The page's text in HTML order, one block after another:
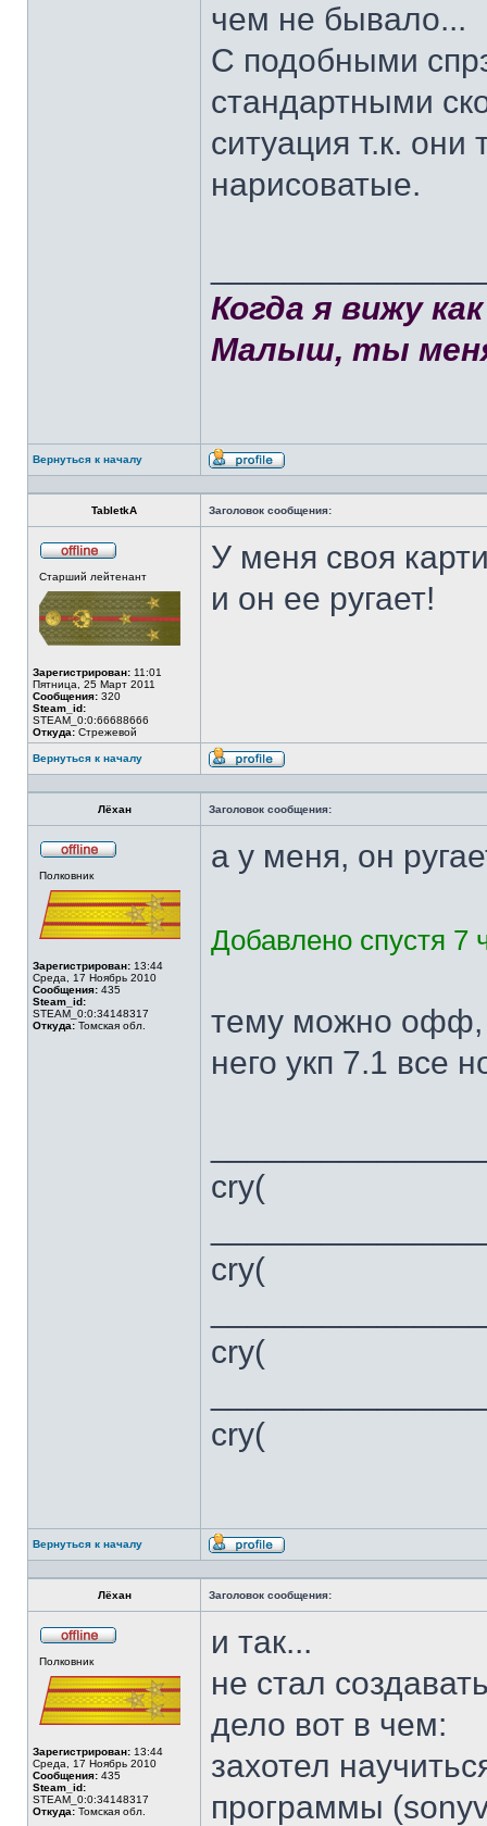
чем не бывало...
С подобными
стандартными
ситуация т.к.
нарисоватые.
Когда я вижу
Малыш, ты
Вернуться к началу
Профиль
TabletkA Заголовок сообщения:
в
сети
Старший лейтенант
Зарегистрирован: 11:01
Пятница, 25 Март 2011
Сообщения: 320
Steam_id:
STEAM_0:0:66688666
Откуда: Стрежевой
У меня своя
и он ее ругает!
Вернуться к началу
Профиль
Лёхан Заголовок сообщения:
сети
Полковник
Зарегистрирован: 13:44
Среда, 17 Ноябрь 2010
Сообщения: 435
Steam_id:
STEAM_0:0:34148317
Откуда: Томская обл.
а у меня, он
Добавлено спустя 7
тему можно офф,
него укп 7.1 все
cry(
cry(
cry(
cry(
Вернуться к началу
Профиль
Лёхан Заголовок сообщения:
сети
Полковник
Зарегистрирован: 13:44
Среда, 17 Ноябрь 2010
Сообщения: 435
Steam_id:
STEAM_0:0:34148317
Откуда: Томская обл.
и так...
не стал
дело вот в чем:
захотел
программы